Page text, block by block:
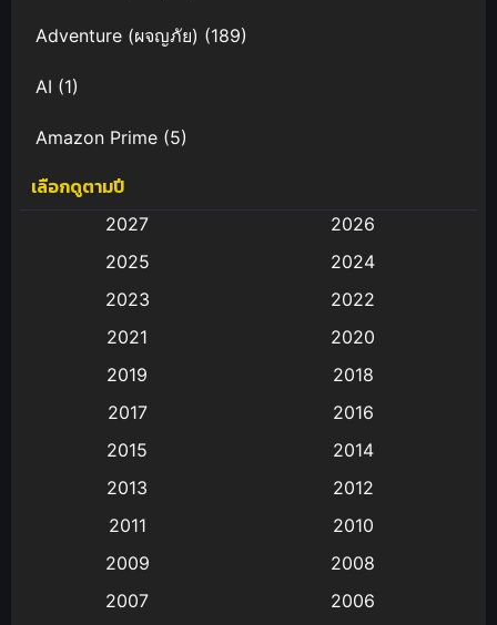
Adventure (ผจญภัย) (189)
AI (1)
Amazon Prime (5)
Anal (ประตูหลัง)
Animation การ์ตูน
Animation อนิเมะ
Animation แอนิเมชัน
(9)
Big tits (นมใหญ่)
เลือกดูตามปี
2027
2026
2025
2024
2023
2022
2021
2020
2019
2018
2017
2016
2015
2014
2013
2012
2011
2010
2009
2008
2007
2006